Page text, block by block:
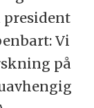
president
Vi
på